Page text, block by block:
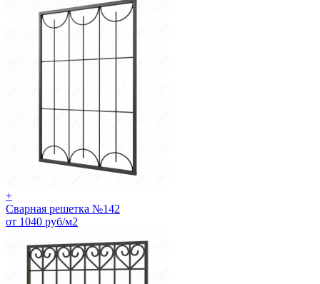
+
Сварная решетка №142
от 1040 руб/м2